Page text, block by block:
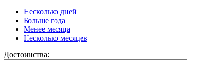
Несколько дней
Больше года
Менее месяца
Несколько месяцев
Достоинства: